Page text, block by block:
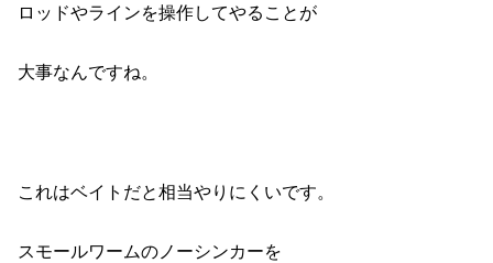
ロッドやラインを操作してやることが
大事なんですね。
これはベイトだと相当やりにくいです。
スモールワームのノーシンカーを